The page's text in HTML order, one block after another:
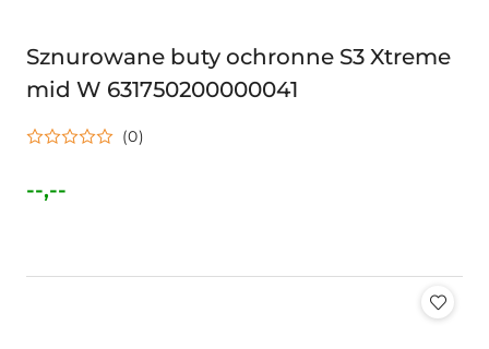
Sznurowane buty ochronne S3 Xtreme
mid W 631750200000041
(0)
Cena:
--,--